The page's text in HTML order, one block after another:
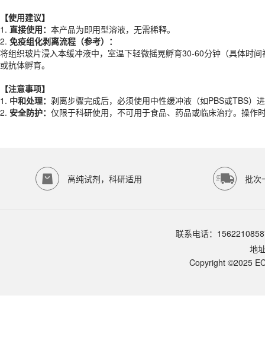
2.免疫组化剥离流程（参考）：
将组织玻片浸入本缓冲液中，室温下轻微摇晃孵育30-60分钟（具体时
【注意事项】
1.中和处理：
产品规格
货期
1-2天
规格
500ml
参照产品说明书中的保存条件。一般生物科研试剂建议在2-8℃或-
SCIENTIFIC常规库存产品一般1-3个工作日内发货。如遇缺
【使用建议】
1. 直接使用： 本产品为即用型溶液，无需稀释。
2. 免疫组化剥离流程（参考）：
将组织玻片浸入本缓冲液中，室温下轻微摇晃孵育30-60分钟（具体时
或抗体孵育。
【注意事项】
1. 中和处理： 剥离步骤完成后，必须使用中性缓冲液（如PBS或TBS）
2. 安全防护： 仅限于科研使用，不可用于食品、药品或临床治疗。操作
高纯试剂，科研适用 批次
联系电话：
地
Copyright ©2025